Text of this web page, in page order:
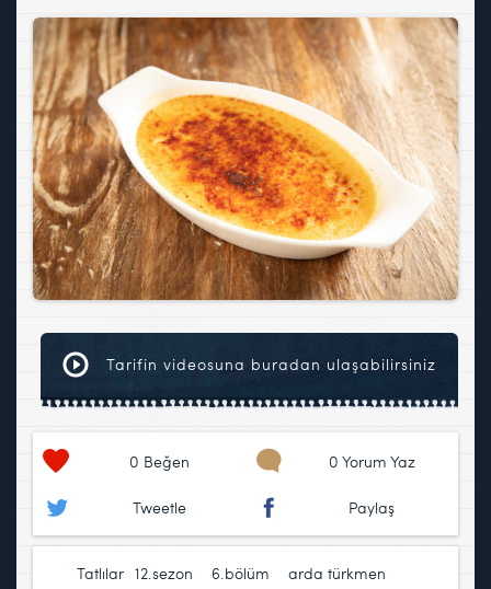
Tarifin videosuna buradan ulaşabilirsiniz
0 Beğen 0 Yorum Yaz
Tweetle Paylaş
Tatlılar 12.sezon 6.bölüm arda türkmen